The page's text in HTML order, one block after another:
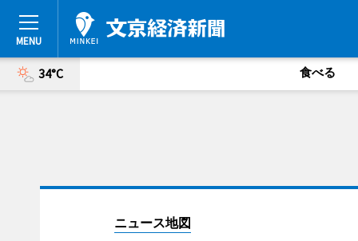
34°C 食べる
ニュース地図